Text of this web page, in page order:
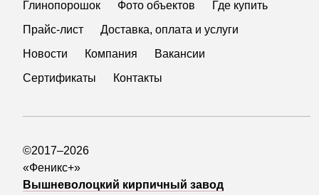
Глинопорошок
Фото объектов
Где купить
Прайс-лист
Доставка, оплата и услуги
Новости
Компания
Вакансии
Сертификаты
Контакты
©2017–2026
«Феникс+»
Вышневолоцкий кирпичный завод